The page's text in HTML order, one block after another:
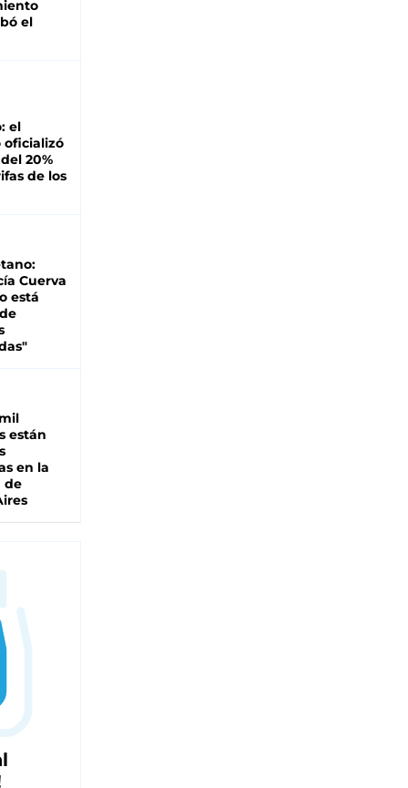
el
el
oficializó
20%
de los
Cuerva
está
están
en la
de